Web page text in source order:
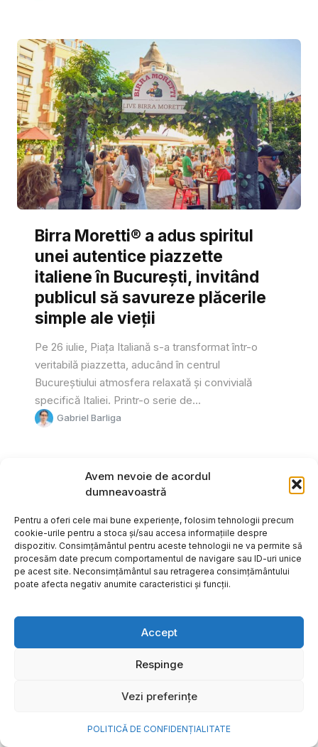
Avem nevoie de acordul
dumneavoastră
Pentru a oferi cele mai bune experiențe, folosim tehnologii precum
cookie-urile pentru a stoca și/sau accesa informațiile despre
dispozitiv. Consimțământul pentru aceste tehnologii ne va permite să
procesăm date precum comportamentul de navigare sau ID-uri unice
pe acest site. Neconsimțământul sau retragerea consimțământului
poate afecta negativ anumite caracteristici și funcții.
Accept
Respinge
Vezi preferințe
POLITICĂ DE CONFIDENȚIALITATE
Birra Moretti® a adus spiritul
unei autentice piazzette
italiene în București, invitând
publicul să savureze plăcerile
simple ale vieții
Pe 26 iulie, Piața Italiană s-a transformat într-o
veritabilă piazzetta, aducând în centrul
Bucureștiului atmosfera relaxată și convivială
specifică Italiei. Printr-o serie de...
Gabriel Barliga
Cum transformi cele mai
o bijuterie Pandora pe care o
porți zi de zi